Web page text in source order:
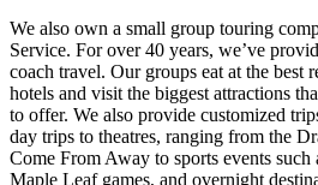
We also own a small group touring
Service. For over 40 years, we’ve
coach travel. Our groups eat at the best
hotels and visit the biggest attractions
to offer. We also provide customized
day trips to theatres, ranging from the
Come From Away to sports events such
Maple Leaf games, and overnight